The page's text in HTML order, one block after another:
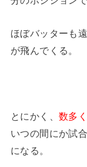
ほぼバッターも
が飛んでくる。
とにかく、 数多
いつの間にか試
になる。